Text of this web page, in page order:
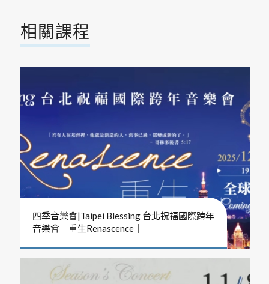
相關課程
四季音樂會|Taipei Blessing 台北祝福國際跨年
音樂會｜重生Renascence｜